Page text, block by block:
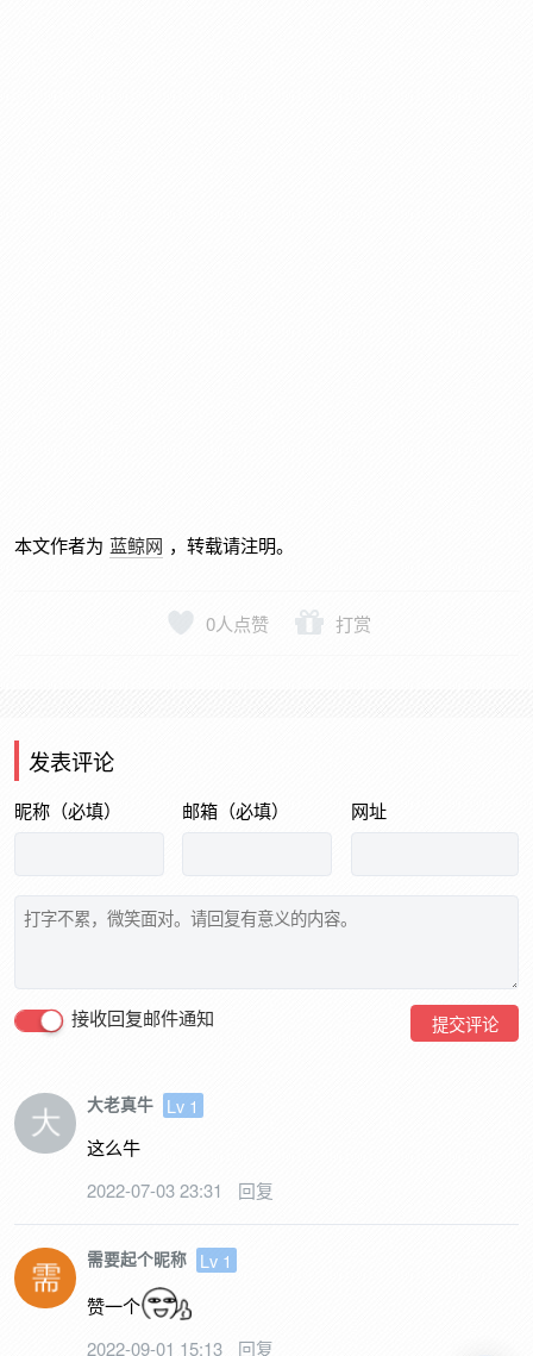
本文作者为 蓝鲸网 ，转载请注明。
0人点赞 打赏
发表评论
昵称（必填） 邮箱（必填） 网址
接收回复邮件通知 提交评论
大老真牛
Lv 1
这么牛
2022-07-03 23:31
回复
需要起个昵称
Lv 1
赞一个
2022-09-01 15:13
回复